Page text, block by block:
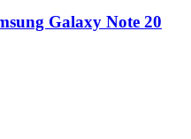
Galaxy Note 20